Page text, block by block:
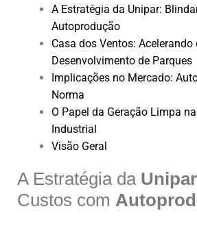
A Estratégia da Unipar:
Autoprodução
Casa dos Ventos: Acelerando
Desenvolvimento de Parques
Implicações no Mercado:
Norma
O Papel da Geração Limpa
Industrial
Visão Geral
A Estratégia da Unipar
Custos com